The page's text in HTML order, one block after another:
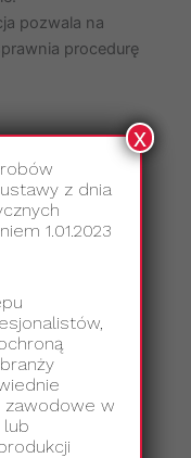
pozwala na
procedurę
są w trzech
do
efektu
właściwości,
i komfortu
z dnia
1.01.2023
zawodowe w
lub
x